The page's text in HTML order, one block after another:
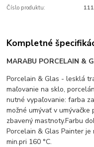
Číslo produktu:
Kompletné
MARABU PORCELAIN &
Porcelain & Glas - lesklá
maľovanie na sklo,
nutné vypaľovanie: farba
možné umývať v umývačke
zbavený mastnoty.Farbu
Porcelain & Glas Painter
min.pri 160 °C.